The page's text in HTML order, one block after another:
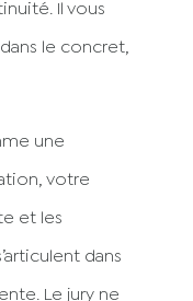
Il vous
le concret,
une
votre
et les
dans
Le jury ne